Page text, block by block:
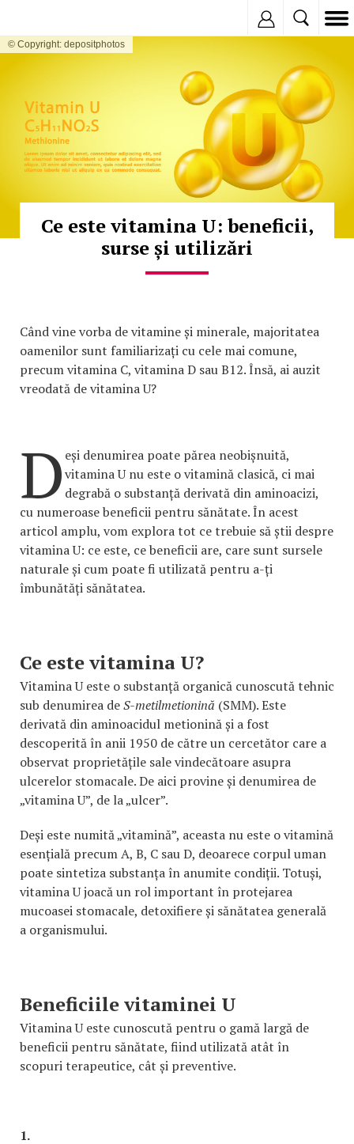
© Copyright: depositphotos
Ce este vitamina U: beneficii,
surse și utilizări
Când vine vorba de vitamine și minerale, majoritatea
oamenilor sunt familiarizați cu cele mai comune,
precum vitamina C, vitamina D sau B12. Însă, ai auzit
vreodată de vitamina U?
D eși denumirea poate părea neobișnuită,
vitamina U nu este o vitamină clasică, ci mai
degrabă o substanță derivată din aminoacizi,
cu numeroase beneficii pentru sănătate. În acest
articol amplu, vom explora tot ce trebuie să știi despre
vitamina U: ce este, ce beneficii are, care sunt sursele
naturale și cum poate fi utilizată pentru a-ți
îmbunătăți sănătatea.
Ce este vitamina U?
Vitamina U este o substanță organică cunoscută tehnic
sub denumirea deS-metilmetionină (SMM). Este
derivată din aminoacidul metionină și a fost
descoperită în anii 1950 de către un cercetător care a
observat proprietățile sale vindecătoare asupra
ulcerelor stomacale. De aici provine și denumirea de
„vitamina U”, de la „ulcer”.
Deși este numită „vitamină”, aceasta nu este o vitamină
esențială precum A, B, C sau D, deoarece corpul uman
poate sintetiza substanța în anumite condiții. Totuși,
vitamina U joacă un rol important în protejarea
mucoasei stomacale, detoxifiere și sănătatea generală
a organismului.
Beneficiile vitaminei U
Vitamina U este cunoscută pentru o gamă largă de
beneficii pentru sănătate, fiind utilizată atât în
scopuri terapeutice, cât și preventive.
1.